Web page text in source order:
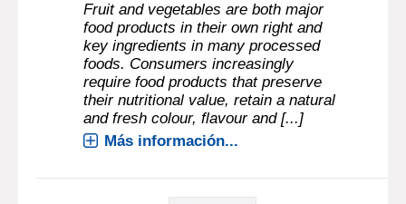
Fruit and vegetables are both major
food products in their own right and
key ingredients in many processed
foods. Consumers increasingly
require food products that preserve
their nutritional value, retain a natural
and fresh colour, flavour and [...]
Más información...